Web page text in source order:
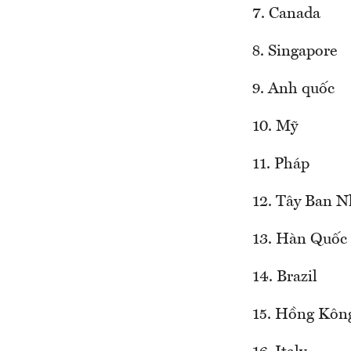
7. Canada
8. Singapore
9. Anh quốc
10. Mỹ
11. Pháp
12. Tây Ban
13. Hàn Quốc
14. Brazil
15. Hồng